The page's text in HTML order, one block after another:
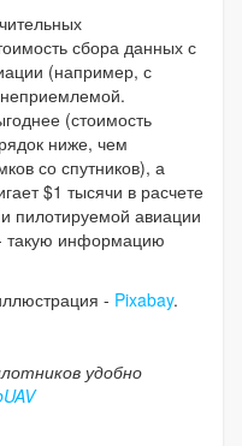
сбора данных с
(например, с
неприемлемой.
(стоимость
ниже, чем
со спутников), а
$1 тысячи в расчете
пилотируемой авиации
- такую информацию
- Pixabay.
удобно